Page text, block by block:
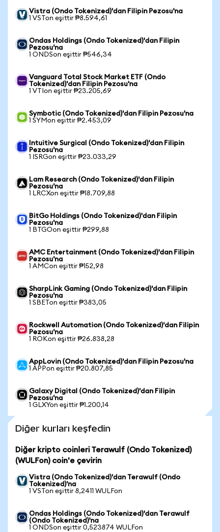
Vistra (Ondo Tokenized)'dan Filipin Pezosu'na
1 VSTon eşittir ₱8.594,61
Ondas Holdings (Ondo Tokenized)'dan Filipin
Pezosu'na
1 ONDSon eşittir ₱546,34
Vanguard Total Stock Market ETF (Ondo
Tokenized)'dan Filipin Pezosu'na
1 VTIon eşittir ₱23.205,69
Symbotic (Ondo Tokenized)'dan Filipin Pezosu'na
1 SYMon eşittir ₱2.453,09
Intuitive Surgical (Ondo Tokenized)'dan Filipin
Pezosu'na
1 ISRGon eşittir ₱23.033,29
Lam Research (Ondo Tokenized)'dan Filipin
Pezosu'na
1 LRCXon eşittir ₱18.709,88
BitGo Holdings (Ondo Tokenized)'dan Filipin
Pezosu'na
1 BTGOon eşittir ₱299,88
AMC Entertainment (Ondo Tokenized)'dan Filipin
Pezosu'na
1 AMCon eşittir ₱152,98
SharpLink Gaming (Ondo Tokenized)'dan Filipin
Pezosu'na
1 SBETon eşittir ₱383,05
Rockwell Automation (Ondo Tokenized)'dan Filipin
Pezosu'na
1 ROKon eşittir ₱26.838,28
AppLovin (Ondo Tokenized)'dan Filipin Pezosu'na
1 APPon eşittir ₱20.807,85
Galaxy Digital (Ondo Tokenized)'dan Filipin
Pezosu'na
1 GLXYon eşittir ₱1.200,14
Diğer kurları keşfedin
Diğer kripto coinleri Terawulf (Ondo Tokenized)
(WULFon) coin'e çevirin
Vistra (Ondo Tokenized)'dan Terawulf (Ondo
Tokenized)'na
1 VSTon eşittir 8,2411 WULFon
Ondas Holdings (Ondo Tokenized)'dan Terawulf
(Ondo Tokenized)'na
1 ONDSon eşittir 0,523874 WULFon